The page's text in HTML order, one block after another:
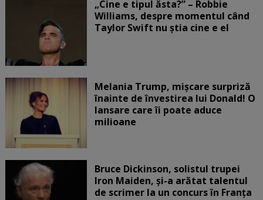
„Cine e tipul ăsta?” – Robbie
Williams, despre momentul când
Taylor Swift nu știa cine e el
Melania Trump, mișcare surpriză
înainte de învestirea lui Donald! O
lansare care îi poate aduce
milioane
Bruce Dickinson, solistul trupei
Iron Maiden, şi-a arătat talentul
de scrimer la un concurs în Franţa